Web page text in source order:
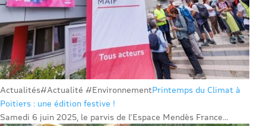
Actualités#Actualité #EnvironnementPrintemps du Climat à
Poitiers : une édition festive !
Samedi 6 juin 2025, le parvis de l’Espace Mendès France...